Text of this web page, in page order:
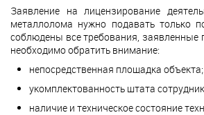
Заявление на лицензирование
металлолома нужно подавать только
соблюдены все требования, заявленные
необходимо обратить внимание:
непосредственная площадка объекта;
укомплектованность штата
наличие и техническое состояние